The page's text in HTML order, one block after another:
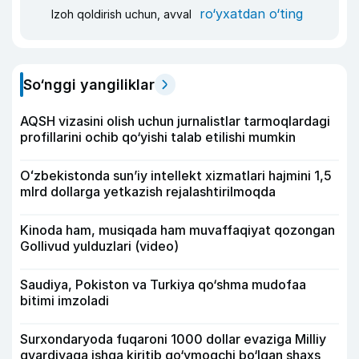
Izoh qoldirish uchun, avval ro‘yxatdan o‘ting
So‘nggi yangiliklar
AQSH vizasini olish uchun jurnalistlar tarmoqlardagi
profillarini ochib qo‘yishi talab etilishi mumkin
Oʻzbekistonda sunʼiy intellekt xizmatlari hajmini 1,5
mlrd dollarga yetkazish rejalashtirilmoqda
Kinoda ham, musiqada ham muvaffaqiyat qozongan
Gollivud yulduzlari (video)
Saudiya, Pokiston va Turkiya qo‘shma mudofaa
bitimi imzoladi
Surxondaryoda fuqaroni 1000 dollar evaziga Milliy
gvardiyaga ishga kiritib qo‘ymoqchi bo‘lgan shaxs